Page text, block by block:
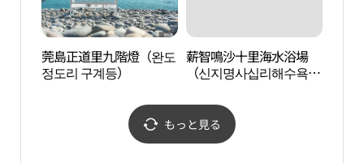
莞島正道里九階燈（완도
정도리 구계등）
薪智鳴沙十里海水浴場
（신지명사십리해수욕
もっと見る